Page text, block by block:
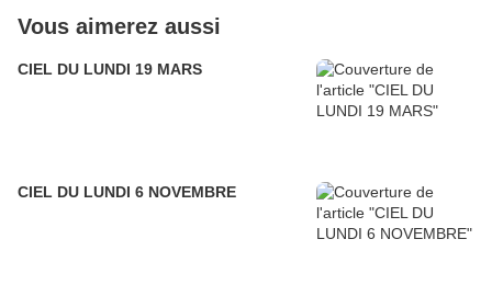
Vous aimerez aussi
CIEL DU LUNDI 19 MARS
CIEL DU LUNDI 6 NOVEMBRE